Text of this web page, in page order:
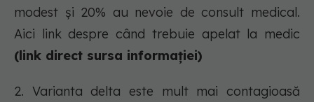
modest și 20% au nevoie de consult medical.
Aici link despre când trebuie apelat la medic
(link direct sursa informației)
2. Varianta delta este mult mai contagioasă